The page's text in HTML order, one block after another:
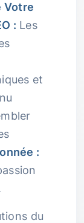
Votre
: Les
et
:
du